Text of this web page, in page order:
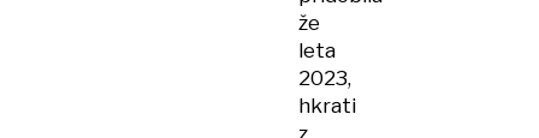
že
leta
2023,
hkrati